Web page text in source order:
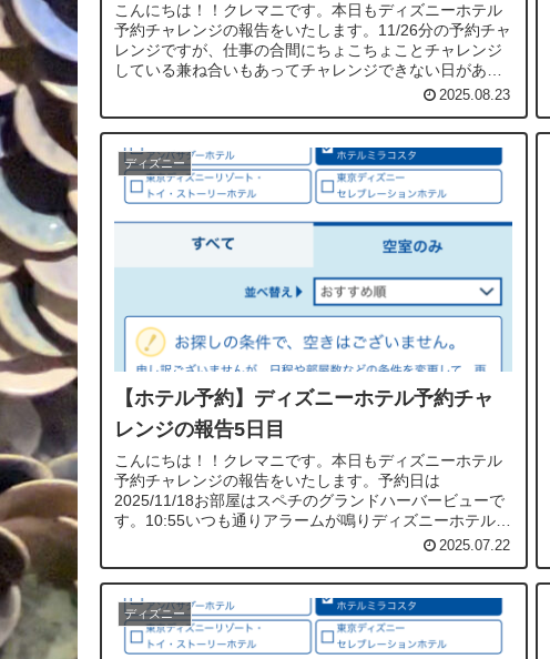
こんにちは！！クレマニです。本日もディズニーホテル
予約チャレンジの報告をいたします。11/26分の予約チャ
レンジですが、仕事の合間にちょこちょことチャレンジ
している兼ね合いもあってチャレンジできない日がある
2025.08.23
ディズニー
【ホテル予約】ディズニーホテル予約チャ
レンジの報告5日目
こんにちは！！クレマニです。本日もディズニーホテル
予約チャレンジの報告をいたします。予約日は
2025/11/18お部屋はスペチのグランドハーバービューで
す。10:55いつも通りアラームが鳴りディズニーホテル予
2025.07.22
ディズニー